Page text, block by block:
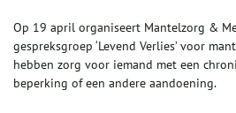
Op 19 april organiseert Mantelzorg &
gespreksgroep ‘Levend Verlies’ voor
hebben zorg voor iemand met een
beperking of een andere aandoening.